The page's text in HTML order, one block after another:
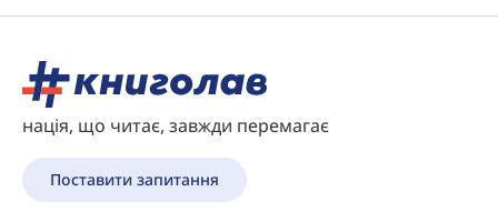
нація, що читає, завжди перемагає
Поставити запитання